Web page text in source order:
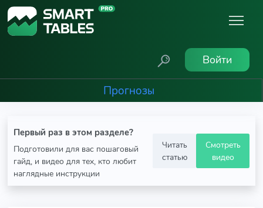
Войти
Прогнозы
Первый раз в этом разделе?
Подготовили для вас пошаговый
гайд, и видео для тех, кто любит
наглядные инструкции
Читать
статью
Смотреть
видео